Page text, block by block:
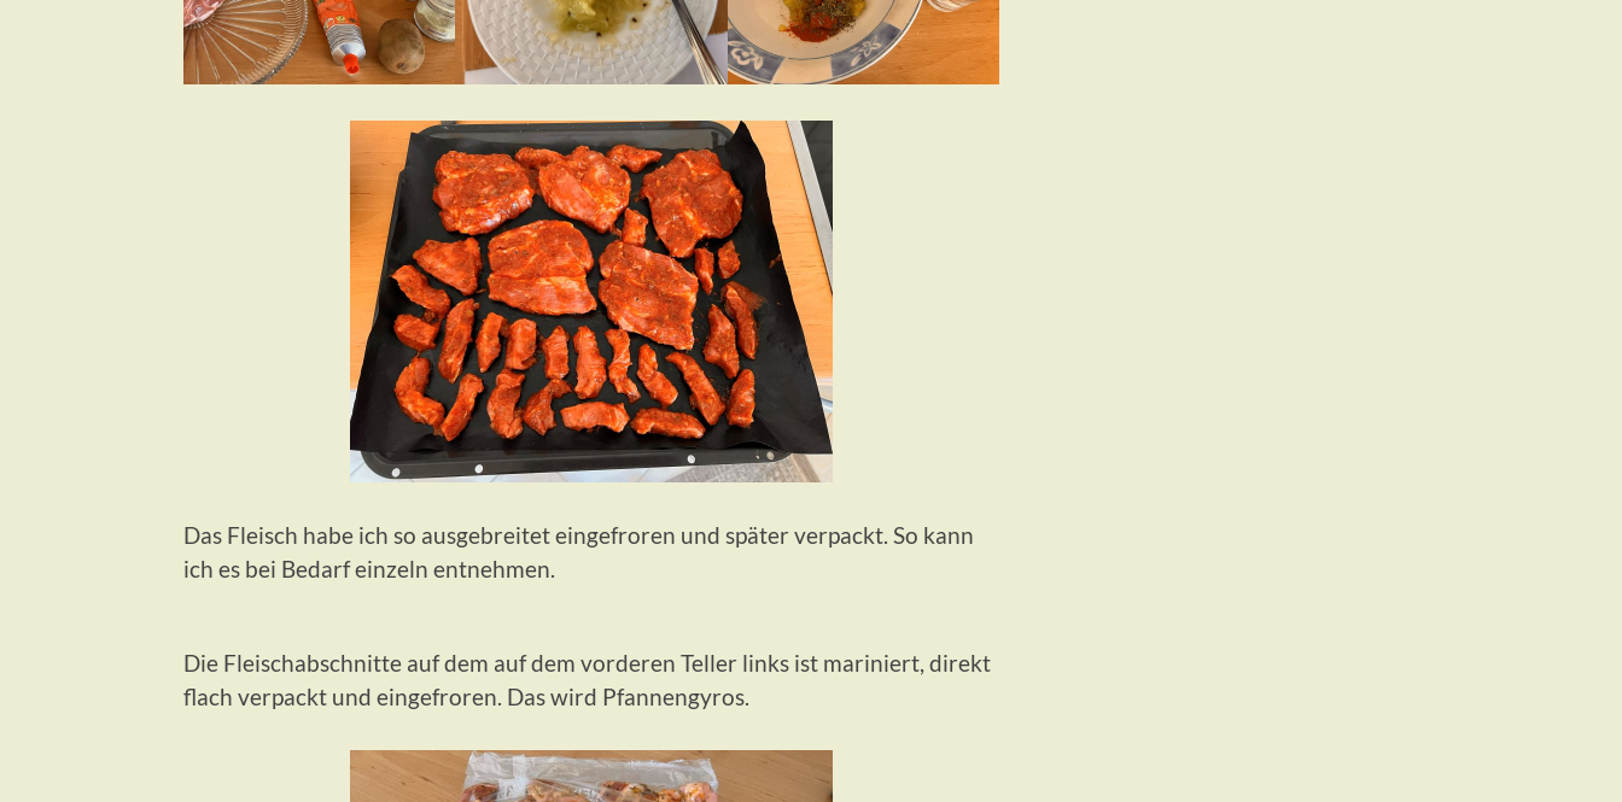
Das Fleisch habe ich so ausgebreitet eingefroren und später verpackt. So kann
ich es bei Bedarf einzeln entnehmen.
Die Fleischabschnitte auf dem auf dem vorderen Teller links ist mariniert, direkt
flach verpackt und eingefroren. Das wird Pfannengyros.